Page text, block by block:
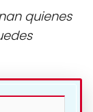
quienes